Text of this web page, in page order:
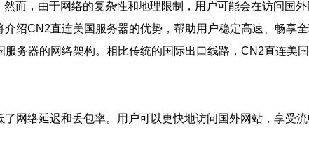
而，由于网络的复杂性和地理限制，用户可能会在访问国外
绍CN2直连美国服务器的优势，帮助用户稳定高速、畅享全
务器的网络架构。相比传统的国际出口线路，CN2直连美
网络延迟和丢包率。用户可以更快地访问国外网站，享受流